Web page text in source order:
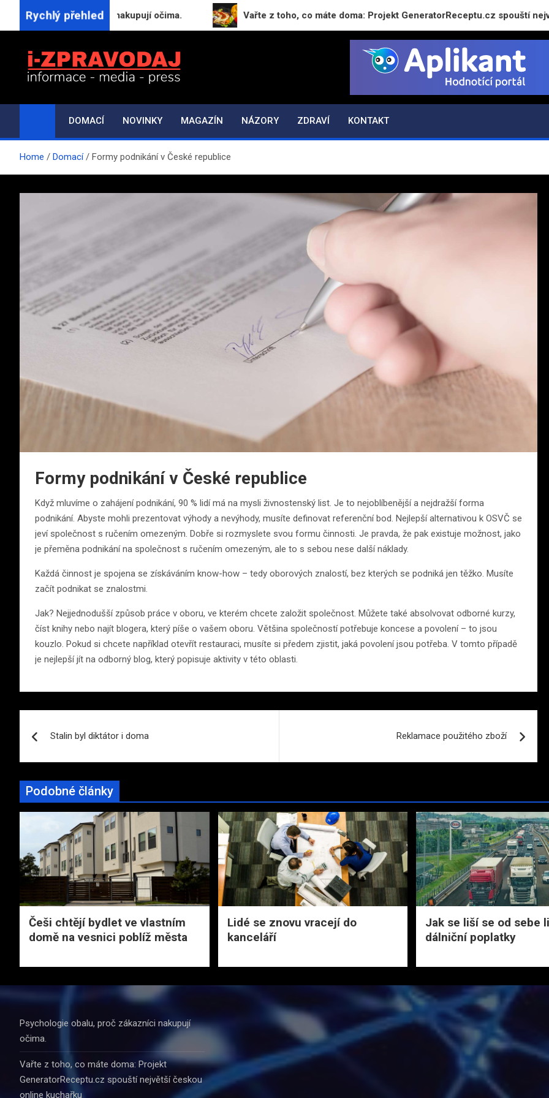
Rychlý přehled
proč zákazníci nakupují očima. Vařte z toho, co máte doma: Projekt GeneratorReceptu.cz spouští největší
i-ZPRAVODAJ.CZ
DOMACÍ NOVINKY MAGAZÍN NÁZORY ZDRAVÍ KONTAKT
Home Domací Formy podnikání v České republice
Formy podnikání v České republice
Když mluvíme o zahájení podnikání, 90 % lidí má na mysli živnostenský list. Je to nejoblíbenější a nejdražší forma
podnikání. Abyste mohli prezentovat výhody a nevýhody, musíte definovat referenční bod. Nejlepší alternativou k OSVČ se
jeví společnost s ručením omezeným. Dobře si rozmyslete svou formu činnosti. Je pravda, že pak existuje možnost, jako
je přeměna podnikání na společnost s ručením omezeným, ale to s sebou nese další náklady.
Každá činnost je spojena se získáváním know-how – tedy oborových znalostí, bez kterých se podniká jen těžko. Musíte
začít podnikat se znalostmi.
Jak? Nejjednodušší způsob práce v oboru, ve kterém chcete založit společnost. Můžete také absolvovat odborné kurzy,
číst knihy nebo najít blogera, který píše o vašem oboru. Většina společností potřebuje koncese a povolení – to jsou
kouzlo. Pokud si chcete například otevřít restauraci, musíte si předem zjistit, jaká povolení jsou potřeba. V tomto případě
je nejlepší jít na odborný blog, který popisuje aktivity v této oblasti.
pro
Stalin byl diktátor i doma Reklamace použitého zboží
Podobné články
Češi chtějí bydlet ve vlastním
domě na vesnici poblíž města
Lidé se znovu vracejí do
kanceláří
Jak se liší se od sebe
dálniční poplatky
Psychologie obalu, proč zákazníci nakupují
očima.
Vařte z toho, co máte doma: Projekt
GeneratorReceptu.cz spouští největší českou
online kuchařku